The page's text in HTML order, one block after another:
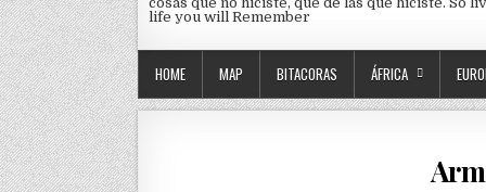
life you will Remember
HOME MAP BITACORAS ÁFRICA